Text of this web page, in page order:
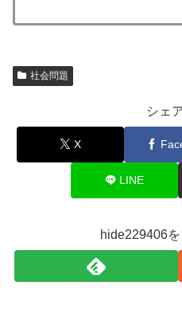
社会問題
シェ
X
LINE
hide229406